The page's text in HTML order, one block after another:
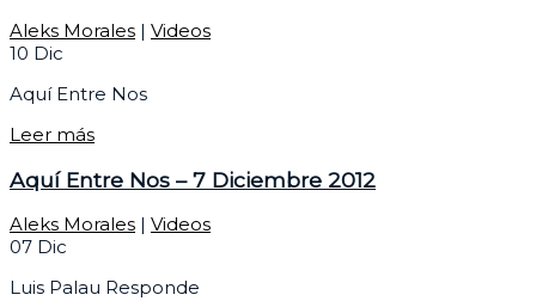
Aleks Morales | Videos
10 Dic
Aquí Entre Nos
Leer más
Aquí Entre Nos – 7 Diciembre 2012
Aleks Morales | Videos
07 Dic
Luis Palau Responde